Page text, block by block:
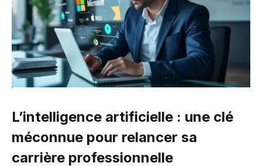
L’intelligence artificielle : une clé
méconnue pour relancer sa
carrière professionnelle